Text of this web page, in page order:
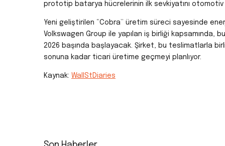
prototip batarya hücrelerinin ilk sevkiyatını
Yeni geliştirilen “Cobra” üretim süreci sayesinde
Volkswagen Group ile yapılan iş birliği
2026 başında başlayacak. Şirket, bu teslimatlarla
sonuna kadar ticari üretime geçmeyi planlıyor.
Kaynak: WallStDiaries